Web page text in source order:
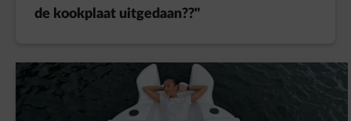
de kookplaat uitgedaan??"